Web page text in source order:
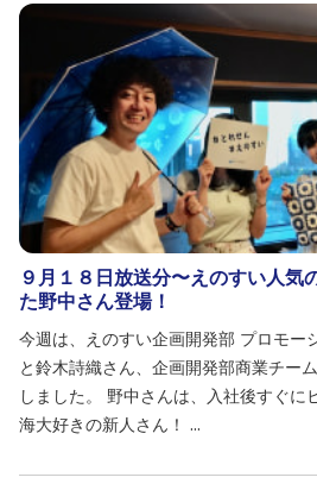
９月１８日放送分〜えのすい人気
た野中さん登場！
今週は、えのすい企画開発部 プロモー
と鈴木詩織さん、企画開発部商業チー
しました。 野中さんは、入社後すぐに
海大好きの新人さん！ ...